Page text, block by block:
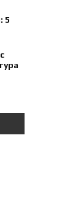
5